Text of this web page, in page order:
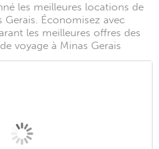
les meilleures locations de
Gerais. Économisez avec
les meilleures offres des
voyage à Minas Gerais